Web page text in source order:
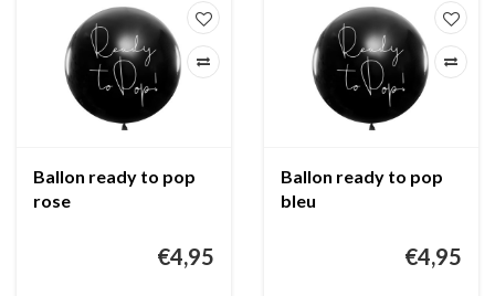
Ballon ready to pop
rose
€4,95
Ballon ready to pop
bleu
€4,95